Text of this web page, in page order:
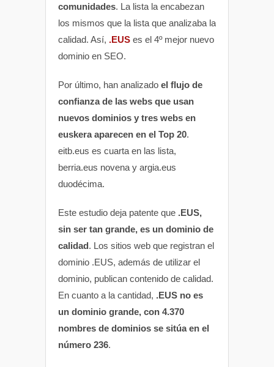
comunidades. La lista la encabezan
los mismos que la lista que analizaba la
calidad. Así, .EUS es el 4º mejor nuevo
dominio en SEO.
Por último, han analizado el flujo de
confianza de las webs que usan
nuevos dominios y tres webs en
euskera aparecen en el Top 20.
eitb.eus es cuarta en las lista,
berria.eus novena y argia.eus
duodécima.
Este estudio deja patente que .EUS,
sin ser tan grande, es un dominio de
calidad. Los sitios web que registran el
dominio .EUS, además de utilizar el
dominio, publican contenido de calidad.
En cuanto a la cantidad, .EUS no es
un dominio grande, con 4.370
nombres de dominios se sitúa en el
número 236.